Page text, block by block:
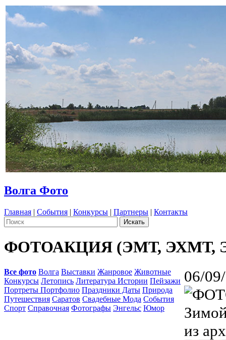
Волга Фото
Главная | События | Конкурсы | Партнеры | Контакты
ФОТОАКЦИЯ (ЭМТ, ЭХМТ,
Все фото Волга Выставки Жанровое Животные
Конкурсы Летопись Литература Истории Пейзажи
Портреты Портфолио Праздники Даты Природа
Путешествия Саратов Свадебные Мода События
Спорт Справочная Фотографы Энгельс Юмор
06/
из